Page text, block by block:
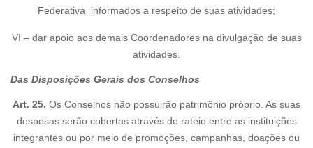
Federativa informados a respeito de suas atividades;
VI – dar apoio aos demais Coordenadores na divulgação de suas
atividades.
Das Disposições Gerais dos Conselhos
Art. 25. Os Conselhos não possuirão patrimônio próprio. As suas
despesas serão cobertas através de rateio entre as instituições
integrantes ou por meio de promoções, campanhas, doações ou